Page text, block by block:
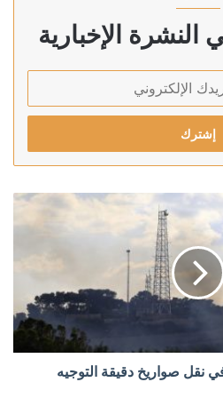
النشرة الإخبارية
نقل صواريخ دقيقة التوجيه